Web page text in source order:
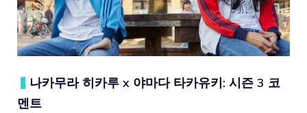
▍ 나카무라 히카루 x 야마다 타카유키: 시즌 3 코
멘트